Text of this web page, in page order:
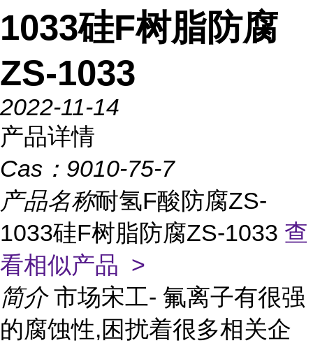
1033硅F树脂防腐
ZS-1033
2022-11-14
产品详情
Cas： 9010-75-7
产品名称耐氢F酸防腐ZS-
1033硅F树脂防腐ZS-1033 查
看相似产品 >
简介 市场宋工- 氟离子有很强
的腐蚀性,困扰着很多相关企